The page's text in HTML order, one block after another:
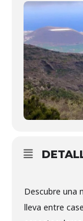
Descubre una
lleva entre